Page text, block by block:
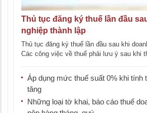
Thủ tục đăng ký thuế lần đầu
nghiệp thành lập
Thủ tục đăng ký thuế lần đầu sau khi
Các công việc về thuế phải lưu ý sau khi
Áp dụng mức thuế suất 0% khi tính
tăng
Những loại tờ khai, báo cáo thuế